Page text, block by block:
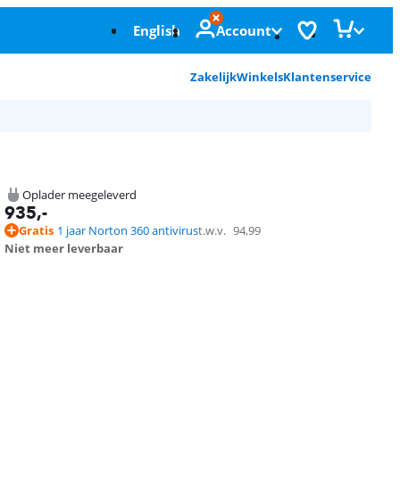
English Account
ZakelijkWinkelsKlantenservice
Oplader meegeleverd
935,-
Gratis 1 jaar Norton 360 antivirust.w.v. 94,99
Niet meer leverbaar